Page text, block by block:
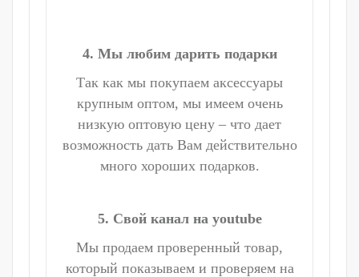
4. Мы любим дарить подарки
Так как мы покупаем аксессуары
крупным оптом, мы имеем очень
низкую оптовую цену – что дает
возможность дать Вам действительно
много хороших подарков.
5. Свой канал на youtube
Мы продаем проверенный товар,
который показываем и проверяем на